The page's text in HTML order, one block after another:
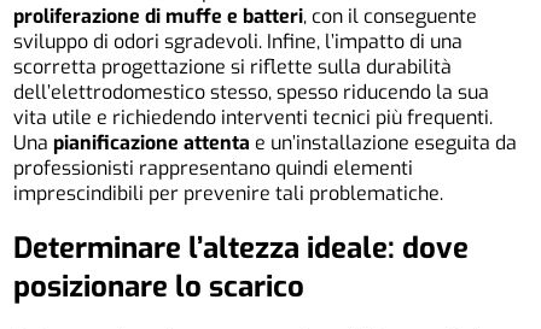
proliferazione di muffe e batteri, con il conseguente
sviluppo di odori sgradevoli. Infine, l’impatto di una
scorretta progettazione si riflette sulla durabilità
dell’elettrodomestico stesso, spesso riducendo la sua
vita utile e richiedendo interventi tecnici più frequenti.
Unapianificazione attenta e un’installazione eseguita da
professionisti rappresentano quindi elementi
imprescindibili per prevenire tali problematiche.
Determinare l’altezza ideale: dove
posizionare lo scarico